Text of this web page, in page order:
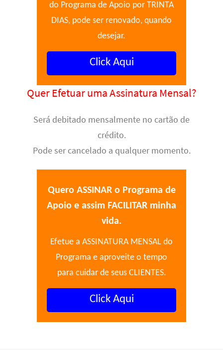
do Programa de Apoio por TRINTA
DIAS, pode ser renovado, quando
desejar.
Click Aqui
Quer Efetuar uma Assinatura Mensal?
Será debitado mensalmente no cartão de
crédito.
Pode ser cancelado a qualquer momento.
Quero ASSINAR o Programa de
Apoio e assim FACILITAR minha
vida.
Efetue a ASSINATURA MENSAL do
Programa e aproveite o tempo
para cuidar de seus CLIENTES.
Click Aqui